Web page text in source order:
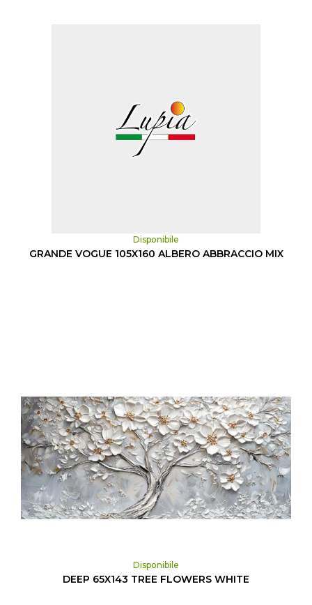
Disponibile
GRANDE VOGUE 105X160 ALBERO ABBRACCIO MIX
Disponibile
DEEP 65X143 TREE FLOWERS WHITE